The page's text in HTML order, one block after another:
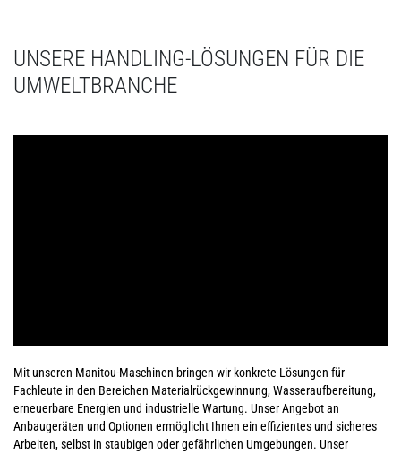
UNSERE HANDLING-LÖSUNGEN FÜR DIE
UMWELTBRANCHE
Mit unseren Manitou-Maschinen bringen wir konkrete Lösungen für
Fachleute in den Bereichen Materialrückgewinnung, Wasseraufbereitung,
erneuerbare Energien und industrielle Wartung. Unser Angebot an
Anbaugeräten und Optionen ermöglicht Ihnen ein effizientes und sicheres
Arbeiten, selbst in staubigen oder gefährlichen Umgebungen. Unser